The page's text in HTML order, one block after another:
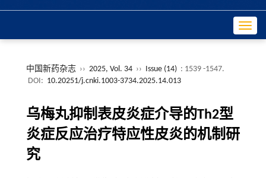
中国新药杂志 ›› 2025, Vol. 34 ›› Issue (14) : 1539 -1547.
DOI: 10.20251/j.cnki.1003-3734.2025.14.013
乌梅丸抑制表皮炎症介导的Th2型
炎症反应治疗特应性皮炎的机制研
究